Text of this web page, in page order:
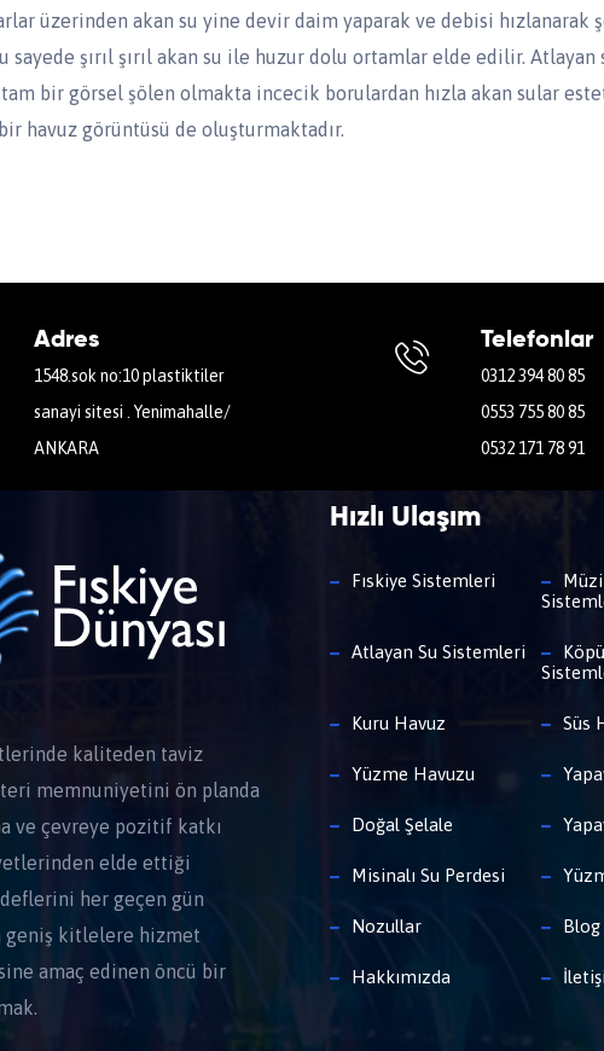
üzerinden akan su yine devir daim yaparak ve debisi hızlanarak
sayede şırıl şırıl akan su ile huzur dolu ortamlar elde edilir. Atlayan
bir görsel şölen olmakta incecik borulardan hızla akan sular
havuz görüntüsü de oluşturmaktadır.
Adres
1548.sok no:10 plastiktiler
sanayi sitesi . Yenimahalle/
ANKARA
Telefonlar
0312 394 80 85
0553 755 80 85
0532 171 78 91
kaliteden taviz
memnuniyetini ön planda
ve çevreye pozitif katkı
elde ettiği
her geçen gün
geniş kitlelere hizmet
amaç edinen öncü bir
Hızlı Ulaşım
Fıskiye Sistemleri
Atlayan Su Sistemleri
Kuru Havuz Süs
Yüzme Havuzu
Doğal Şelale
Misinalı Su Perdesi
Nozullar Blog
Hakkımızda